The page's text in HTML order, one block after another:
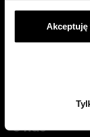
„Akceptuje
ciasteczka
które nie są
pożyczka
masz dochód
pożyczka na
O nas